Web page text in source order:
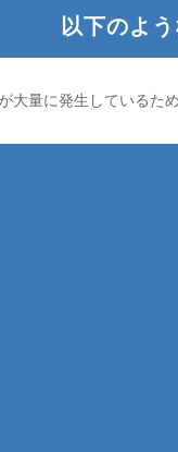
以下のよ
大量に発生しているた